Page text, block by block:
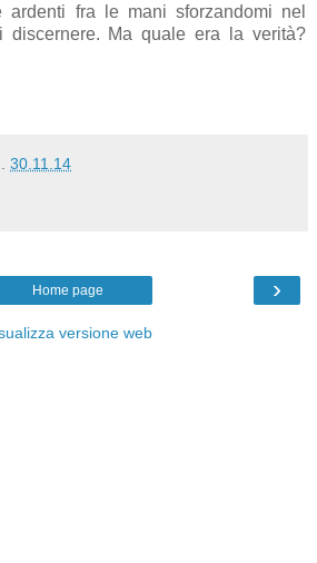
ardenti fra le mani sforzandomi nel
discernere. Ma quale era la verità?
30.11.14
›
Home page
versione web